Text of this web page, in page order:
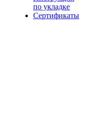
по укладке
Сертификаты